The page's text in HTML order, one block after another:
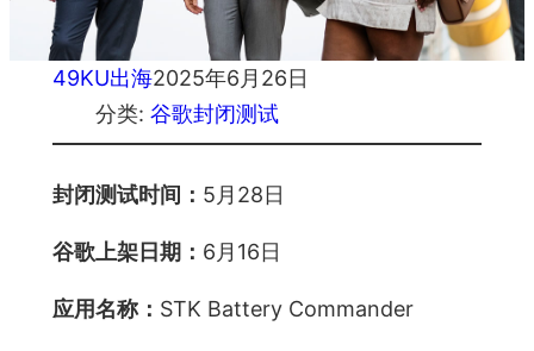
49KU出海2025年6月26日
分类: 谷歌封闭测试
封闭测试时间： 5月28日
谷歌上架日期： 6月16日
应用名称： STK Battery Commander